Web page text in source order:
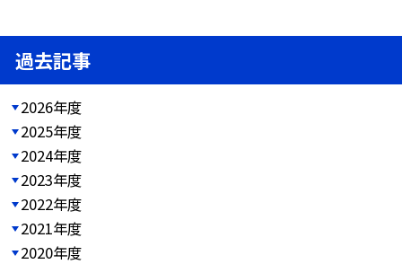
過去記事
2026年度
2025年度
2024年度
2023年度
2022年度
2021年度
2020年度